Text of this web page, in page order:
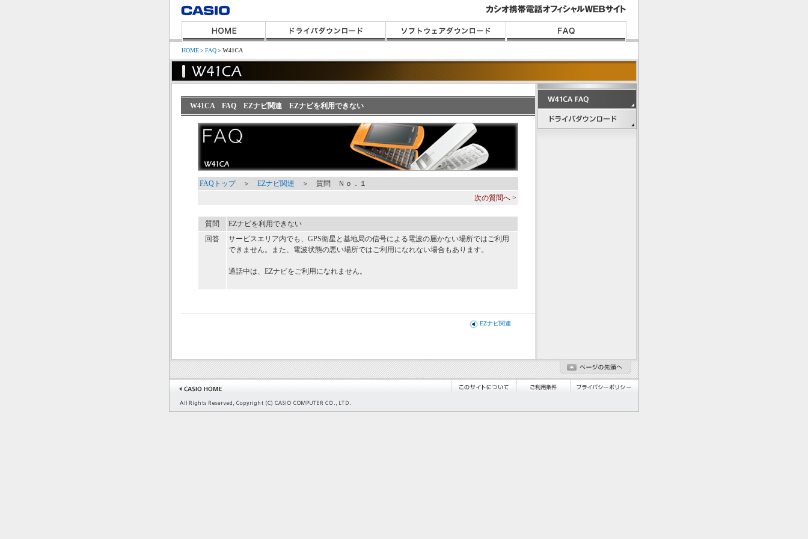
HOME＞FAQ＞W41CA
W41CA FAQ EZナビ関連 EZナビを利用できない
FAQトップ＞ EZナビ関連 ＞ 質問 Ｎｏ．１
次の質問へ >
質問
EZナビを利用できない
回答
サービスエリア内でも、GPS衛星と基地局の信号による電波の届かない場所ではご利用
できません。また、電波状態の悪い場所ではご利用になれない場合もあります。
通話中は、EZナビをご利用になれません。
EZナビ関連